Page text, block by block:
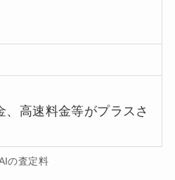
高速料金等がプラスさ
の査定料